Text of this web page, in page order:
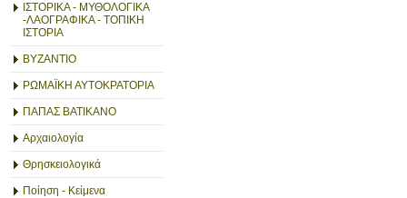
ΙΣΤΟΡΙΚΑ - ΜΥΘΟΛΟΓΙΚΑ
-ΛΑΟΓΡΑΦΙΚΑ - ΤΟΠΙΚΗ
ΙΣΤΟΡΙΑ
ΒΥΖΑΝΤΙΟ
ΡΩΜΑΪΚΗ ΑΥΤΟΚΡΑΤΟΡΙΑ
ΠΑΠΑΣ ΒΑΤΙΚΑΝΟ
Αρχαιολογία
Θρησκειολογικά
Ποίηση - Κείμενα